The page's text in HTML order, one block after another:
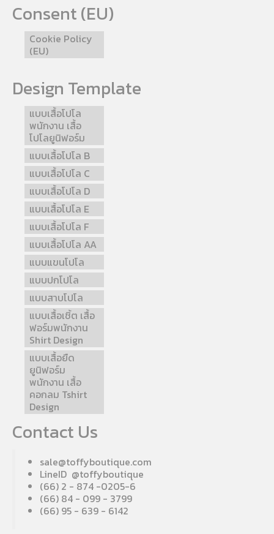
Consent (EU)
Cookie Policy
(EU)
Design Template
แบบเสื้อโปโล
พนักงาน เสื้อ
โปโลยูนิฟอร์ม
แบบเสื้อโปโล B
แบบเสื้อโปโล C
แบบเสื้อโปโล D
แบบเสื้อโปโล E
แบบเสื้อโปโล F
แบบเสื้อโปโล AA
แบบแขนโปโล
แบบปกโปโล
แบบสาบโปโล
แบบเสื้อเชิ้ต เสื้อ
ฟอร์มพนักงาน
Shirt Design
แบบเสื้อยืด
ยูนิฟอร์ม
พนักงาน เสื้อ
คอกลม Tshirt
Design
Contact Us
sale@toffyboutique.com
LineID @toffyboutique
(66) 2 - 874 -0205-6
(66) 84 - 099 - 3799
(66) 95 - 639 - 6142